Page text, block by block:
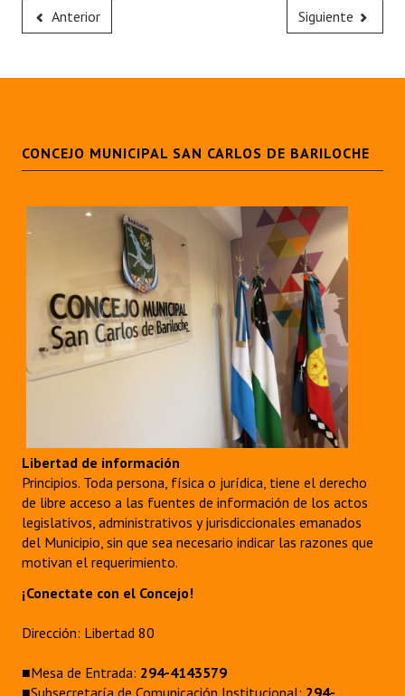
Anterior Siguiente
CONCEJO MUNICIPAL SAN CARLOS DE BARILOCHE
Libertad de información
Principios. Toda persona, física o jurídica, tiene el derecho
de libre acceso a las fuentes de información de los actos
legislativos, administrativos y jurisdiccionales emanados
del Municipio, sin que sea necesario indicar las razones que
motivan el requerimiento.
¡Conectate con el Concejo!
Dirección: Libertad 80
■Mesa de Entrada: 294-4143579
■Subsecretaría de Comunicación Institucional: 294-